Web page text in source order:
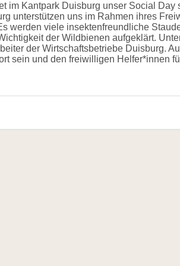
im Kantpark Duisburg unser Social Day
unterstützen uns im Rahmen ihres
werden viele insektenfreundliche
der Wildbienen aufgeklärt.
der Wirtschaftsbetriebe Duisburg.
sein und den freiwilligen Helfer*innen